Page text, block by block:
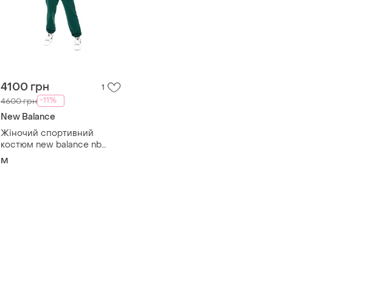
4100 грн 1
4600 грн -11%
New Balance
Жіночий спортивний
костюм new balance nb
athletics varsity
M